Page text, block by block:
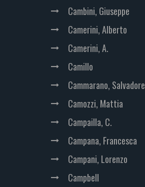
Cambini, Giuseppe
Camerini, Alberto
Camerini, A.
Camillo
Cammarano, Salvadore
Camozzi, Mattia
Campailla, C.
Campana, Francesca
Campani, Lorenzo
Campbell